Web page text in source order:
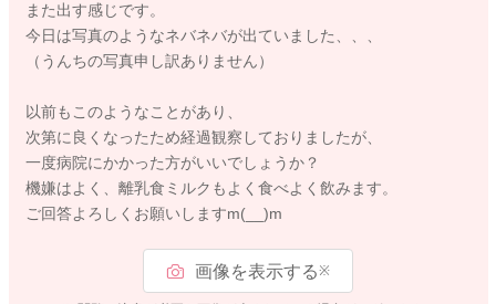
また出す感じです。
今日は写真のようなネバネバが出ていました、、、
（うんちの写真申し訳ありません）
以前もこのようなことがあり、
次第に良くなったため経過観察しておりましたが、
一度病院にかかった方がいいでしょうか？
機嫌はよく、離乳食ミルクもよく食べよく飲みます。
ご回答よろしくお願いしますm(__)m
画像を表示する※